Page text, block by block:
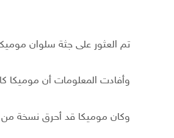
تم العثور على جثة سلوان
وأفادت المعلومات أن موميكا
وكان موميكا قد أحرق نسخة من